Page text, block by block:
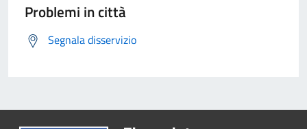
Problemi in città
Segnala disservizio